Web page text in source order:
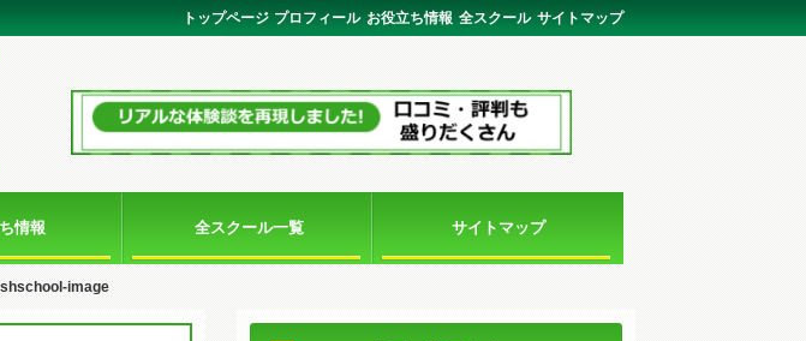
サイトマップ
全スクール
お役立ち情報
プロフィール
トップページ
情報 全スクール一覧 サイトマップ
image